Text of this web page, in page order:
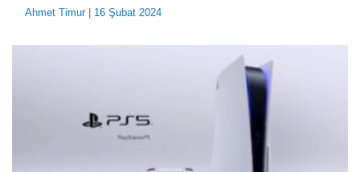
Ahmet Timur| 16 Şubat 2024